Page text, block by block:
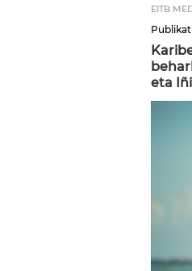
EITB
eta